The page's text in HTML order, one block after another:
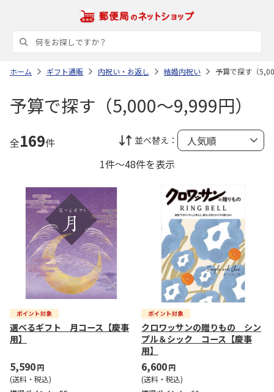
ホーム ギフト通販 内祝い・お返し 結婚内祝い 予算で探す（
予算で探す（5,000～9,999円）
全169件 並べ替え：
1件～48件を表示
選べるギフト 月コース【慶事
用】
5,590円
(送料・税込)
クロワッサンの贈りもの シン
プル＆シック コース【慶事
用】
6,600円
(送料・税込)